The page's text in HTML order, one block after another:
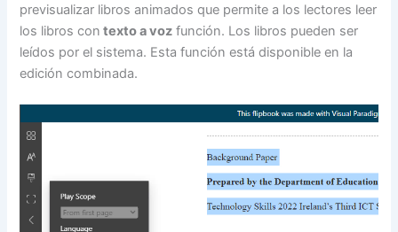
previsualizar libros animados que permite a los lectores leer
los libros con texto a voz función. Los libros pueden ser
leídos por el sistema. Esta función está disponible en la
edición combinada.